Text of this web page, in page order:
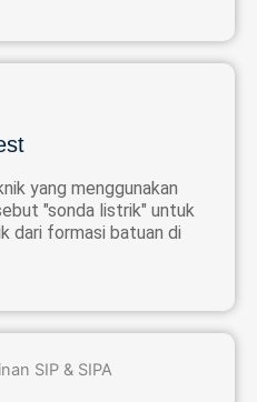
yang menggunakan
"sonda listrik" untuk
dari formasi batuan di